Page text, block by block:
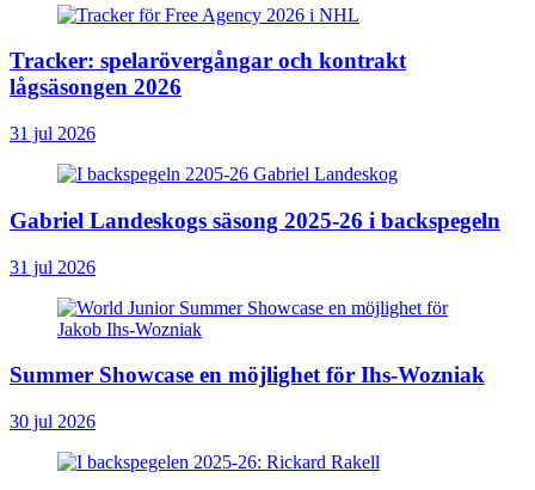
Tracker: spelarövergångar och kontrakt
lågsäsongen 2026
31 jul 2026
Gabriel Landeskogs säsong 2025-26 i backspegeln
31 jul 2026
Summer Showcase en möjlighet för Ihs-Wozniak
30 jul 2026